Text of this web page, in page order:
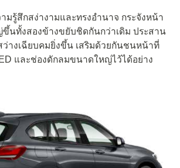
มรู้สึกสง่างามและทรงอำนาจ กระจังหน้า
นทั้งสองข้างขยับชิดกันกว่าเดิม ประสาน
างเฉียบคมยิ่งขึ้น เสริมด้วยกันชนหน้าที่
และช่องดักลมขนาดใหญ่ไว้ได้อย่าง